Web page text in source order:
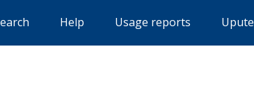
Help Usage reports Upute